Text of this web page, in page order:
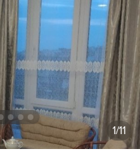
1/11